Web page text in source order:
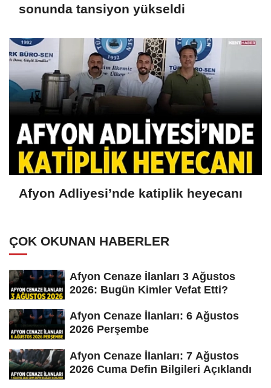
sonunda tansiyon yükseldi
Afyon Adliyesi’nde katiplik heyecanı
ÇOK OKUNAN HABERLER
Afyon Cenaze İlanları 3 Ağustos
2026: Bugün Kimler Vefat Etti?
Afyon Cenaze İlanları: 6 Ağustos
2026 Perşembe
Afyon Cenaze İlanları: 7 Ağustos
2026 Cuma Defin Bilgileri Açıklandı